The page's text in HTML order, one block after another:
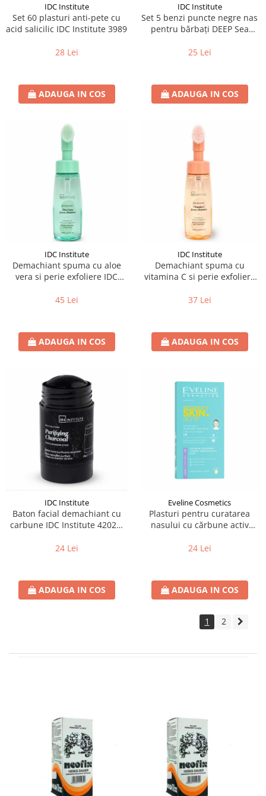
IDC Institute
Set 60 plasturi anti-pete cu
acid salicilic IDC Institute 3989
28 Lei
ADAUGA IN COS
IDC Institute
Set 5 benzi puncte negre nas
pentru bărbați DEEP Sea
25 Lei
ADAUGA IN COS
IDC Institute
Demachiant spuma cu aloe
vera si perie exfoliere IDC
45 Lei
ADAUGA IN COS
IDC Institute
Demachiant spuma cu
vitamina C si perie exfoliere
37 Lei
ADAUGA IN COS
IDC Institute
Baton facial demachiant cu
carbune IDC Institute 42028,
24 Lei
ADAUGA IN COS
Eveline Cosmetics
Plasturi pentru curatarea
nasului cu cărbune activ
4buc.
24 Lei
ADAUGA IN COS
1 2